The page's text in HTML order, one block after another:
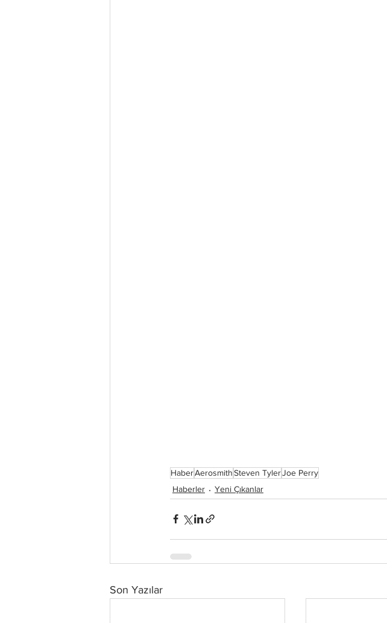
HaberAerosmithSteven TylerJoe Perry
Haberler
Yeni Çıkanlar
Son Yazılar